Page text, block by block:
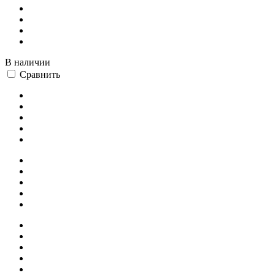
В наличии
Сравнить